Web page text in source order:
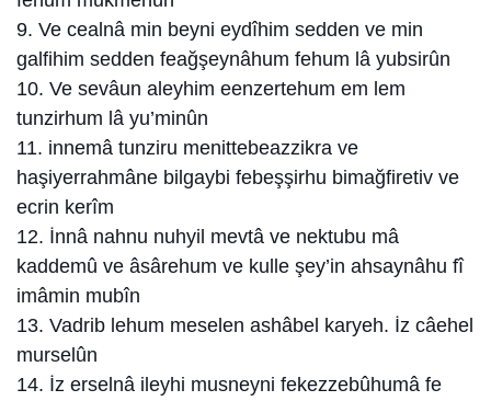
9. Ve cealnâ min beyni eydîhim sedden ve min
galfihim sedden feağşeynâhum fehum lâ yubsirûn
10. Ve sevâun aleyhim eenzertehum em lem
tunzirhum lâ yu’minûn
11. innemâ tunziru menittebeazzikra ve
haşiyerrahmâne bilgaybi febeşşirhu bimağfiretiv ve
ecrin kerîm
12. İnnâ nahnu nuhyil mevtâ ve nektubu mâ
kaddemû ve âsârehum ve kulle şey’in ahsaynâhu fî
imâmin mubîn
13. Vadrib lehum meselen ashâbel karyeh. İz câehel
murselûn
14. İz erselnâ ileyhi musneyni fekezzebûhumâ fe